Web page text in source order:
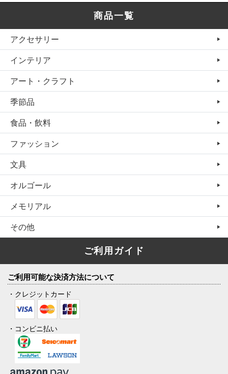
商品一覧
アクセサリー
インテリア
アート・クラフト
季節品
食品・飲料
ファッション
文具
オルゴール
メモリアル
その他
ご利用ガイド
ご利用可能な決済方法について
・クレジットカード
・コンビニ払い